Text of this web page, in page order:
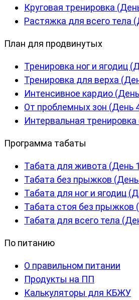
Круговая тренировка
Растяжка для всего тела
План для продвинутых
Тренировка ног и ягодиц
Тренировка для верха
Интенсивное кардио
От проблемных зон (День
Интервальная
Программа табаты
Табата для живота (День
Табата без прыжков
Табата для ног и ягодиц
Табата стоя без прыжков
Табата для всего тела
По питанию
О правильном питании
Продукты на ПП
Калькуляторы для КБЖУ